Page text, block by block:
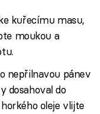
kuřecímu masu,
moukou a
nepřilnavou pánev
dosahoval do
oleje vlijte